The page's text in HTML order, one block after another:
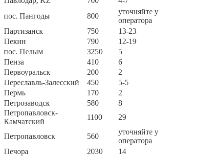
пос. Пангоды
800
уточняйте у
оператора
Партизанск
750
13-23
Пекин
790
12-19
пос. Пелым
3250
5
Пенза
410
6
Первоуральск
200
2
Переславль-Залесский
450
5-5
Пермь
170
2
Петрозаводск
580
8
Петропавловск-
Камчатский
1100 29
Петропавловск 560
уточняйте у
оператора
Печора
2030
14